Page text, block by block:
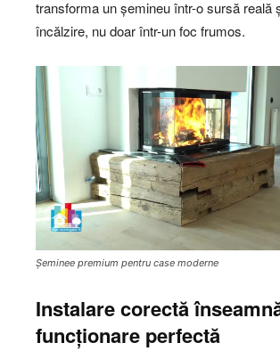
transforma un șemineu într-o sursă reală
încălzire, nu doar într-un foc frumos.
Șeminee premium pentru case moderne
Instalare corectă
funcționare perfectă